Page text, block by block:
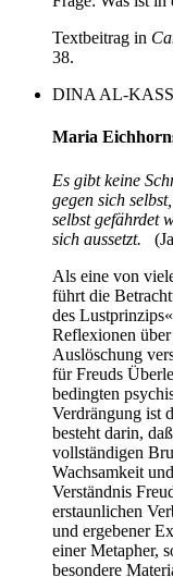
Textbeitrag in
38.
DINA AL-
Maria
Es gibt keine
gegen sich
selbst gefährdet
sich aussetzt.
Als eine von
führt die
des
Reflexionen
Auslöschung
für Freuds
bedingten
Verdrängung ist
besteht darin,
vollständigen
Wachsamkeit
Verständnis
erstaunlichen
und ergebener
einer Metapher,
besondere